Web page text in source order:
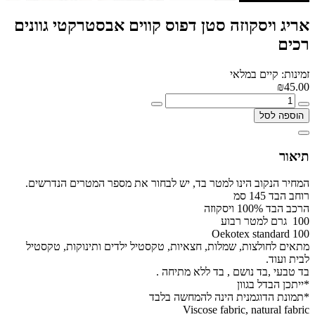
אריג ויסקוזה סטן דפוס קווים אבסטרקטי גוונים
רכים
זמינות: קיים במלאי
₪45.00
הוספה לסל
תיאור
המחיר הנקוב הינו למטר בד, יש לבחור את מספר המטרים הנדרשים.
רוחב הבד 145 סמ
הרכב הבד 100% ויסקוזה
100 גרם למטר רבוע
Oekotex standard 100
מתאים לחולצות, שמלות, חצאיות, טקסטיל ילדים ותינוקות, טקסטיל
לבית ועוד.
בד טבעי ,בד נושם , בד ללא מתיחה .
*ייתכן הבדל בגוון
*תמונת הדוגמנית הינה להמחשה בלבד
Viscose fabric, natural fabric